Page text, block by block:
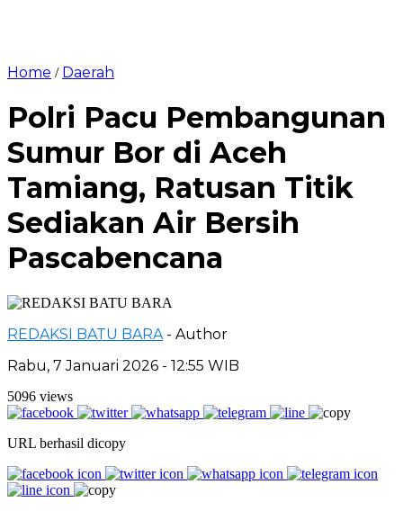
Home / Daerah
‎Polri Pacu Pembangunan
Sumur Bor di Aceh
Tamiang, Ratusan Titik
Sediakan Air Bersih
Pascabencana
REDAKSI BATU BARA - Author
Rabu, 7 Januari 2026 - 12:55 WIB
5096 views
URL berhasil dicopy